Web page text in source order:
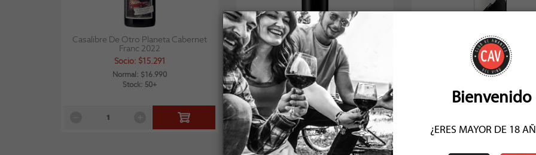
Casalibre De Otro Planeta Cabernet
Franc 2022
Socio: $15.291
Normal: $16.990
Stock: 50+
Morande Edicion Limitada Cabernet
Franc 2020
Socio: $17.991
Normal: $19.990
Stock: 9
Viña Andes Plateau Cota 500
Franc 2023
Socio: $14.391
Normal: $15.990
Bienvenido
¿ERES MAYOR DE 18